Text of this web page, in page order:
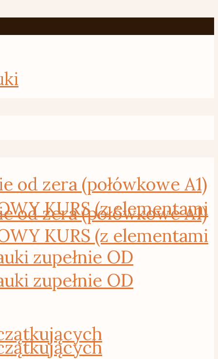
od zera (połówkowe A1)
KURS (z elementami
zupełnie OD
od zera (połówkowe A1)
KURS (z elementami
zupełnie OD